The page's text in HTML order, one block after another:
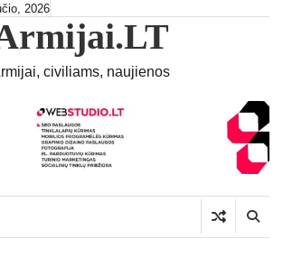
2026
civiliams, naujienos